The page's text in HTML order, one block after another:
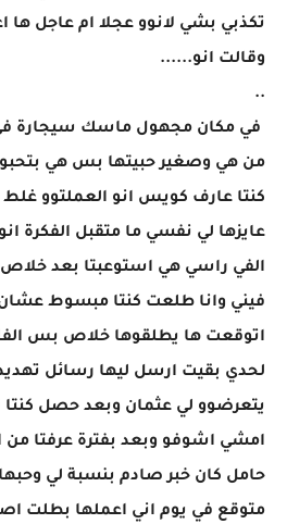
تكذبي بشي لانوو عجلا ام عاجل
وقالت انو......
..
في مكان مجهول ماسك سيجارة
من هي وصغير حبيتها بس هي
كنتا عارف كويس انو العملتوو غلط
عايزها لي نفسي ما متقبل الفكرة
الفي راسي هي استوعبتا بعد
فيني وانا طلعت كنتا مبسوط عشان
اتوقعت ها يطلقوها خلاص بس
لحدي بقيت ارسل ليها رسائل
يتعرضوو لي عثمان وبعد حصل كنتا
امشي اشوفو وبعد بفترة عرفتا من
حامل كان خبر صادم بنسبة لي
متوقع في يوم اني اعملها بطلت